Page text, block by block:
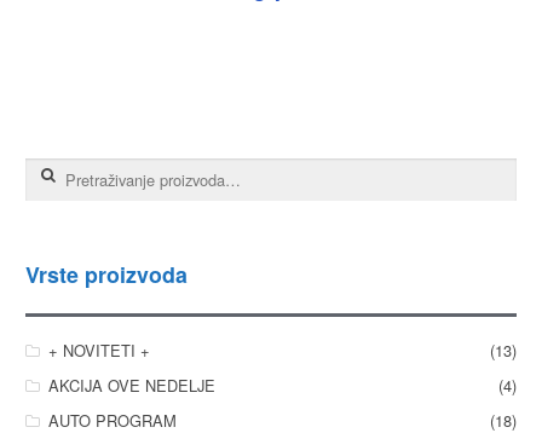
Pretraga za:
Vrste proizvoda
+ NOVITETI +
(13)
AKCIJA OVE NEDELJE
(4)
AUTO PROGRAM
(18)